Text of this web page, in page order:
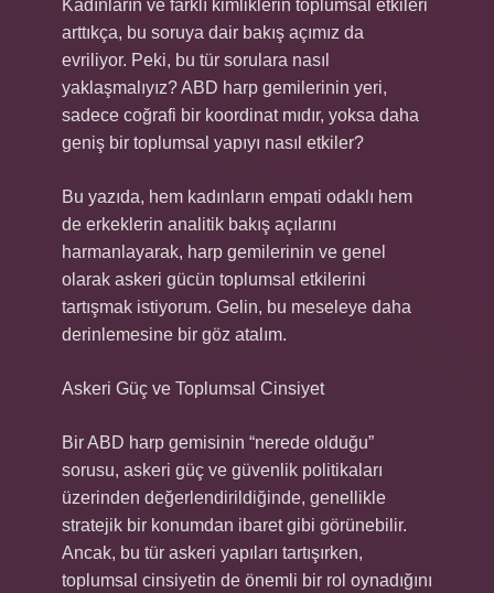
Kadınların ve farklı kimliklerin toplumsal etkileri
arttıkça, bu soruya dair bakış açımız da
evriliyor. Peki, bu tür sorulara nasıl
yaklaşmalıyız? ABD harp gemilerinin yeri,
sadece coğrafi bir koordinat mıdır, yoksa daha
geniş bir toplumsal yapıyı nasıl etkiler?
Bu yazıda, hem kadınların empati odaklı hem
de erkeklerin analitik bakış açılarını
harmanlayarak, harp gemilerinin ve genel
olarak askeri gücün toplumsal etkilerini
tartışmak istiyorum. Gelin, bu meseleye daha
derinlemesine bir göz atalım.
Askeri Güç ve Toplumsal Cinsiyet
Bir ABD harp gemisinin “nerede olduğu”
sorusu, askeri güç ve güvenlik politikaları
üzerinden değerlendirildiğinde, genellikle
stratejik bir konumdan ibaret gibi görünebilir.
Ancak, bu tür askeri yapıları tartışırken,
toplumsal cinsiyetin de önemli bir rol oynadığını